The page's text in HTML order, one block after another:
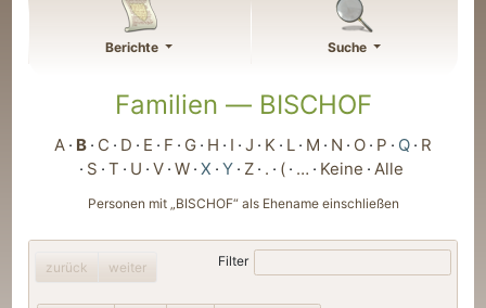
Berichte Suche
Familien — BISCHOF
A B C D E F G H I J K L M N O P Q R
S T U V W X Y Z . ( … Keine Alle
Personen mit „BISCHOF“ als Ehename einschließen
zurück weiter Filter